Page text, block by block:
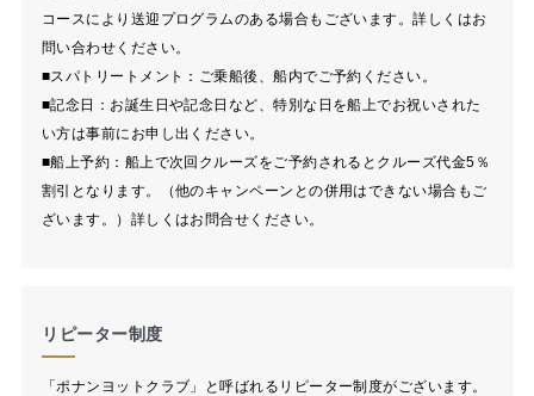
コースにより送迎プログラムのある場合もございます。詳しくはお
問い合わせください。
■スパトリートメント：ご乗船後、船内でご予約ください。
■記念日：お誕生日や記念日など、特別な日を船上でお祝いされた
い方は事前にお申し出ください。
■船上予約：船上で次回クルーズをご予約されるとクルーズ代金5％
割引となります。（他のキャンペーンとの併用はできない場合もご
ざいます。）詳しくはお問合せください。
リピーター制度
「ポナンヨットクラブ」と呼ばれるリピーター制度がございます。